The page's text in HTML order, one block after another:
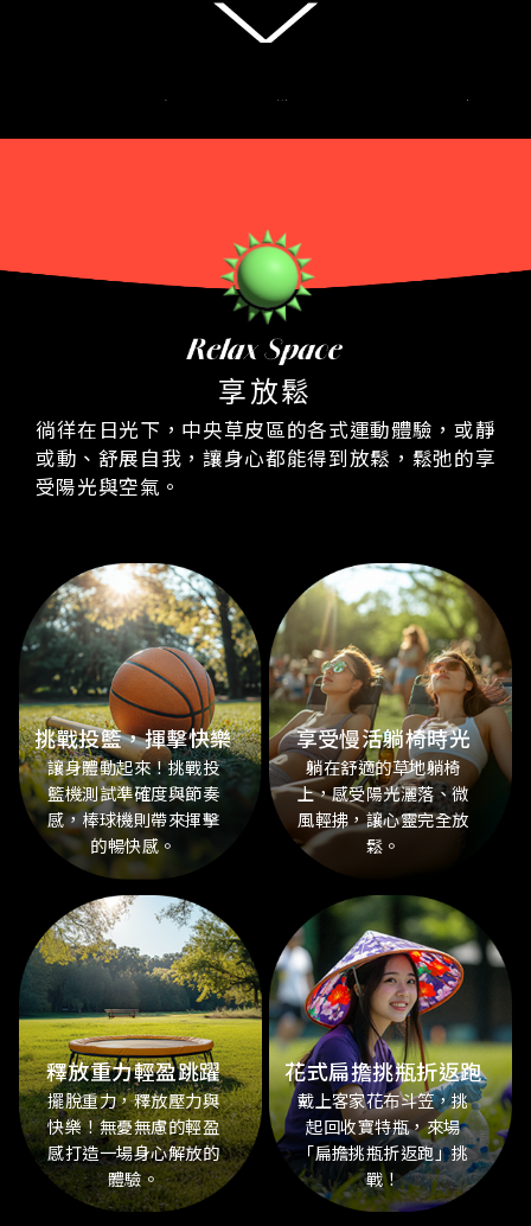
＊現場不提供一次性餐具，請自備環保餐具，一起愛護地球！
善良肉圓
善良肉圓使用植物肉，搭
傷害、友善動物的台灣道
地小吃。
More
樹巢Tree Nest
More
Yogi Dosa
以純素、無麩質的南印度
風味料理為核心，帶來健
康且富有能量的美食體
驗。
More
痞食維根
希望能開啟更友善的飲食
生活方式。和平從餐桌開
始，全植物漢堡是一個更
好的選擇！
More
享放鬆
徜徉在日光下，中央草皮區的各式運動體驗，或靜
或動、舒展自我，讓身心都能得到放鬆，鬆弛的享
受陽光與空氣。
挑戰投籃，揮擊快樂
讓身體動起來！挑戰投
籃機測試準確度與節奏
感，棒球機則帶來揮擊
的暢快感。
享受慢活躺椅時光
躺在舒適的草地躺椅
上，感受陽光灑落、微
風輕拂，讓心靈完全放
鬆。
釋放重力輕盈跳躍
擺脫重力，釋放壓力與
快樂！無憂無慮的輕盈
感打造一場身心解放的
體驗。
花式扁擔挑瓶折返跑
戴上客家花布斗笠，挑
起回收寶特瓶，來場
「扁擔挑瓶折返跑」挑
戰！